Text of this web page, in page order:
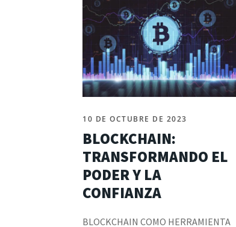
10 DE OCTUBRE DE 2023
BLOCKCHAIN:
TRANSFORMANDO EL
PODER Y LA
CONFIANZA
BLOCKCHAIN COMO HERRAMIENTA